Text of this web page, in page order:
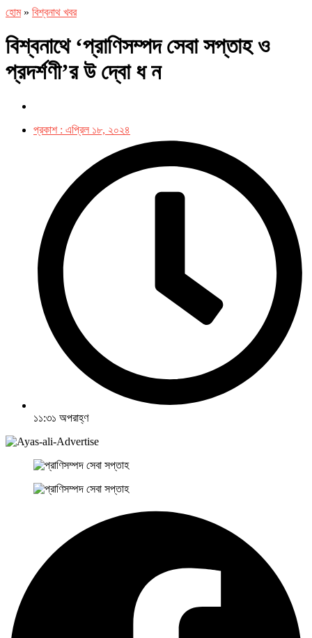
হোম» বিশ্বনাথ খবর
বিশ্বনাথে ‘প্রাণিসম্পদ সেবা সপ্তাহ ও
প্রদর্শণী’র উ দ্বো ধ ন
প্রকাশ : এপ্রিল ১৮, ২০২৪
১১:৩১ অপরাহ্ণ